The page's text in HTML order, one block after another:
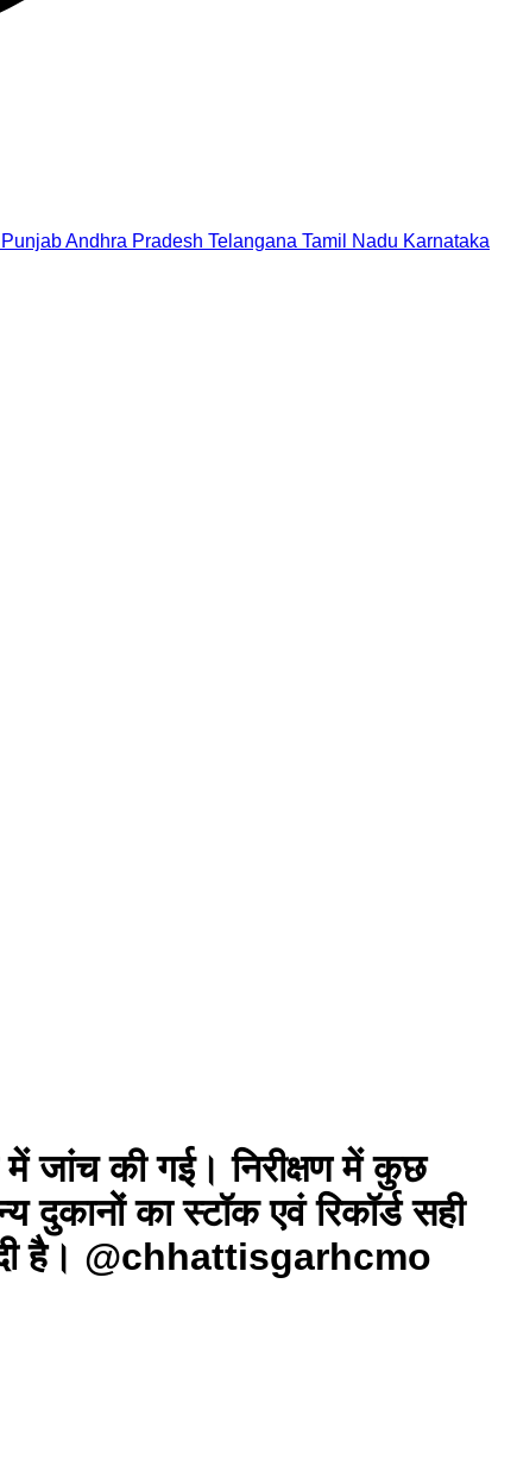
PunjabAndhra Pradesh Telangana Tamil Nadu Karnataka
में जांच की गई। निरीक्षण में कुछ
दुकानों का स्टॉक एवं रिकॉर्ड सही
दी है। @chhattisgarhcmo